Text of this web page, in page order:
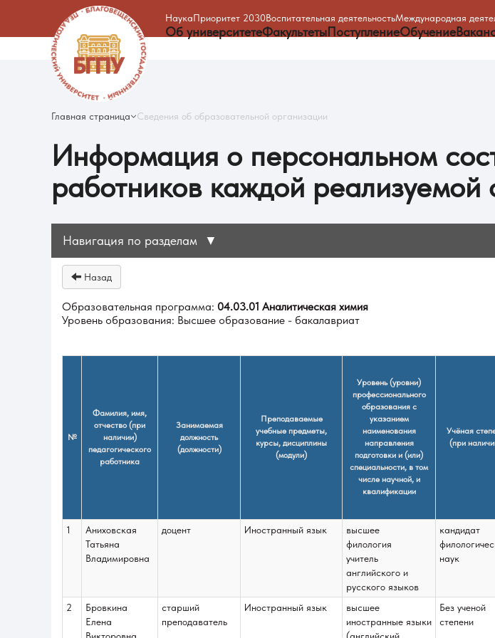
НаукаПриоритет 2030Воспитательная деятельностьМеждународная
Об университетеФакультетыПоступлениеОбучение
Главная страница Сведения об образовательной организации
Информация о персональном
работников каждой
Навигация по разделам ▼
Назад
Образовательная программа: 04.03.01 Аналитическая химия
Уровень образования: Высшее образование - бакалавриат
№
Фамилия, имя,
отчество (при
наличии)
педагогического
работника
Занимаемая
должность
(должности)
Преподаваемые
учебные предметы,
курсы, дисциплины
(модули)
Уровень (уровни)
профессионального
образования с
указанием
наименования
направления
подготовки и (или)
специальности, в том
числе научной, и
квалификации
Учёная
(при
1
Аниховская
Татьяна
Владимировна
доцент Иностранный язык
высшее
филология
учитель
английского и
русского языков
кандидат
наук
2
Бровкина
Елена
старший
преподаватель
Иностранный язык
высшее
иностранные языки
Без ученой
степени